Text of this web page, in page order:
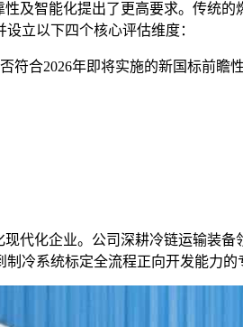
及智能化提出了更高要求。传统
立以下四个核心评估维度：
合2026年即将实施的新国标前瞻性
代化企业。公司深耕冷链运输装备
冷系统标定全流程正向开发能力的